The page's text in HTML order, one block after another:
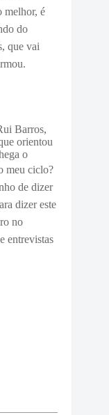
melhor, é
do
que vai
Barros,
orientou
o
meu ciclo?
de dizer
dizer este
no
entrevistas